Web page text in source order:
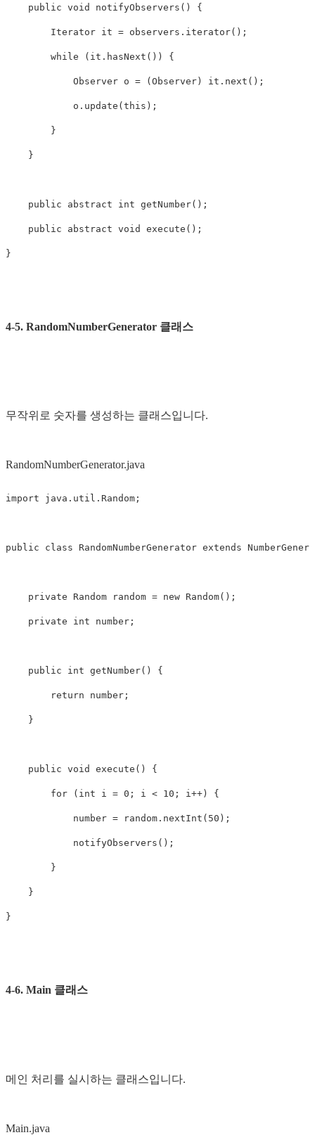
public void notifyObservers () {
Iterator it = observers . iterator();
while ( it . hasNext ()) {
Observer o = (Observer) it . next ();
o . update (this );
}
}
public abstract int getNumber();
public abstract void execute ();
}
4-5. RandomNumberGenerator 클래스
무작위로 숫자를 생성하는 클래스입니다.
RandomNumberGenerator.java
import java.util.Random ;
public class RandomNumberGenerator extends
private Random random = new Random();
private int number ;
public int getNumber() {
return number ;
}
public void execute () {
for ( int i = 0 ; i < 10 ; i++) {
number = random . nextInt ( 50 );
notifyObservers ();
}
}
}
4-6. Main 클래스
메인 처리를 실시하는 클래스입니다.
Main.java